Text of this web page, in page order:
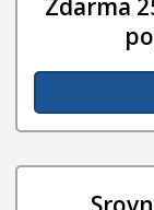
Zdarma